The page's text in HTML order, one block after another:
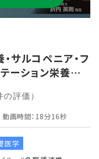
サルコペニア・フ
ーション栄養の
に
の評価）
画時間：18分16秒
医学